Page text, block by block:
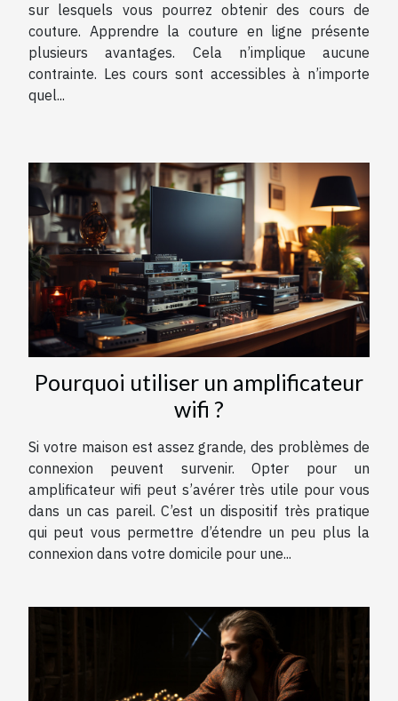
sur lesquels vous pourrez obtenir des cours de
couture. Apprendre la couture en ligne présente
plusieurs avantages. Cela n’implique aucune
contrainte. Les cours sont accessibles à n’importe
quel...
Pourquoi utiliser un amplificateur
wifi ?
Si votre maison est assez grande, des problèmes de
connexion peuvent survenir. Opter pour un
amplificateur wifi peut s’avérer très utile pour vous
dans un cas pareil. C’est un dispositif très pratique
qui peut vous permettre d’étendre un peu plus la
connexion dans votre domicile pour une...